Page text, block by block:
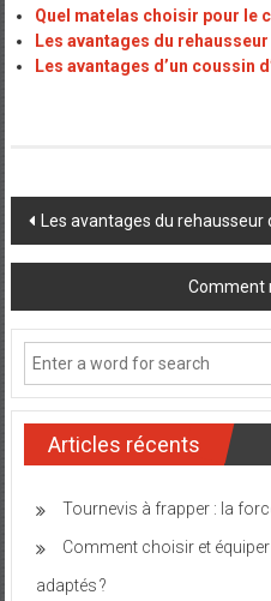
Quel matelas choisir pour le
Les avantages du
Les avantages d’un coussin
Post
navigation
Les avantages du rehausseur
Comment
Articles récents
Tournevis à frapper : la
Comment choisir et
adaptés ?